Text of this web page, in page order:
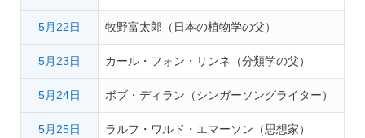
5月22日 牧野富太郎（日本の植物学の父）
5月23日 カール・フォン・リンネ（分類学の父）
5月24日 ボブ・ディラン（シンガーソングライター）
5月25日 ラルフ・ワルド・エマーソン（思想家）